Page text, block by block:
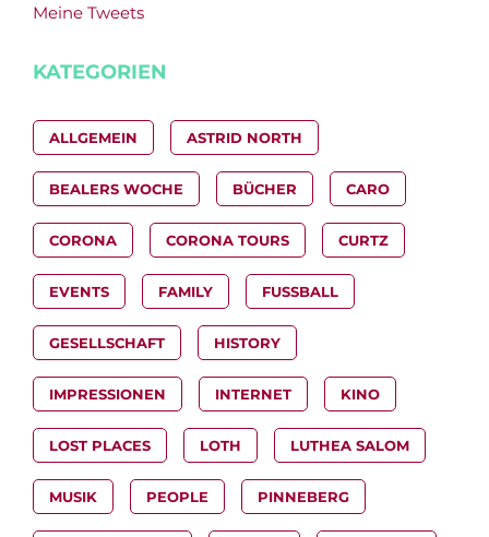
Meine Tweets
KATEGORIEN
ALLGEMEIN ASTRID NORTH
BEALERS WOCHE BÜCHER CARO
CORONA CORONA TOURS CURTZ
EVENTS FAMILY FUSSBALL
GESELLSCHAFT HISTORY
IMPRESSIONEN INTERNET KINO
LOST PLACES LOTH LUTHEA SALOM
MUSIK PEOPLE PINNEBERG